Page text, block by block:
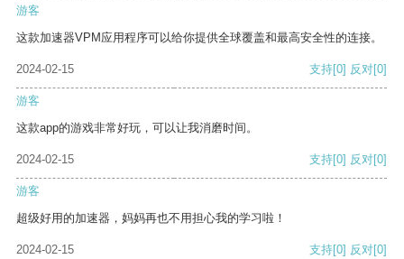
游客
这款加速器VPM应用程序可以给你提供全球覆盖和最高安全性的连接。
2024-02-15 支持[0] 反对[0]
游客
这款app的游戏非常好玩，可以让我消磨时间。
2024-02-15 支持[0] 反对[0]
游客
超级好用的加速器，妈妈再也不用担心我的学习啦！
2024-02-15 支持[0] 反对[0]